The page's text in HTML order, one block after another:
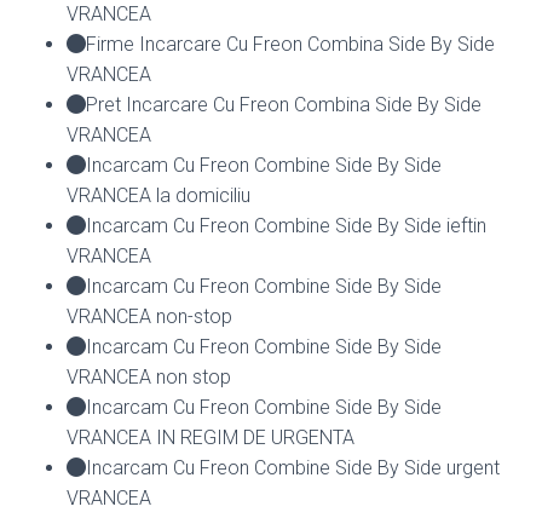
VRANCEA
Firme Incarcare Cu Freon Combina Side By Side
VRANCEA
Pret Incarcare Cu Freon Combina Side By Side
VRANCEA
Incarcam Cu Freon Combine Side By Side
VRANCEA la domiciliu
Incarcam Cu Freon Combine Side By Side ieftin
VRANCEA
Incarcam Cu Freon Combine Side By Side
VRANCEA non-stop
Incarcam Cu Freon Combine Side By Side
VRANCEA non stop
Incarcam Cu Freon Combine Side By Side
VRANCEA IN REGIM DE URGENTA
Incarcam Cu Freon Combine Side By Side urgent
VRANCEA